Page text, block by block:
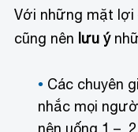
Với những mặt lợi
cũng nên lưu ý
Các chuyên
nhắc mọi